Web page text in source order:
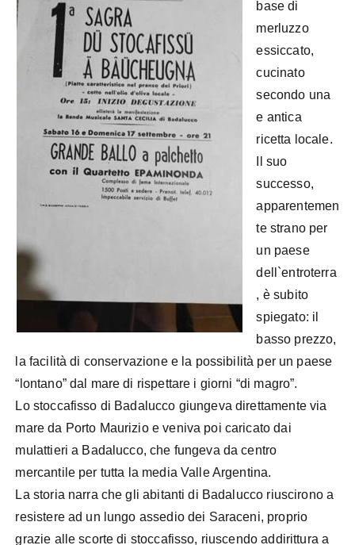
base di
merluzzo
essiccato,
cucinato
secondo una
e antica
ricetta locale.
Il suo
successo,
apparentemen
te strano per
un paese
dell`entroterra
, è subito
spiegato: il
basso prezzo,
la facilità di conservazione e la possibilità per un paese
“lontano” dal mare di rispettare i giorni “di magro”.
Lo stoccafisso di Badalucco giungeva direttamente via
mare da Porto Maurizio e veniva poi caricato dai
mulattieri a Badalucco, che fungeva da centro
mercantile per tutta la media Valle Argentina.
La storia narra che gli abitanti di Badalucco riuscirono a
resistere ad un lungo assedio dei Saraceni, proprio
grazie alle scorte di stoccafisso, riuscendo addirittura a